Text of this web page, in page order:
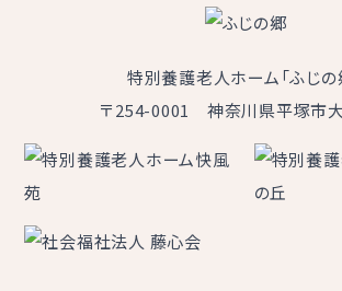
特別養護老人ホーム「ふじの
〒254-0001 神奈川県平塚市